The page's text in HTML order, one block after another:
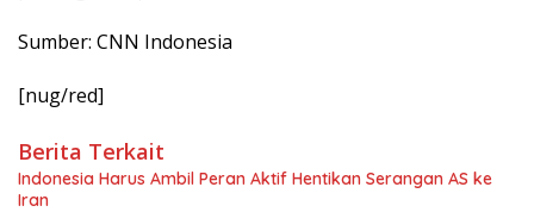
Sumber: CNN Indonesia
[nug/red]
Berita Terkait
Indonesia Harus Ambil Peran Aktif Hentikan Serangan AS ke
Iran